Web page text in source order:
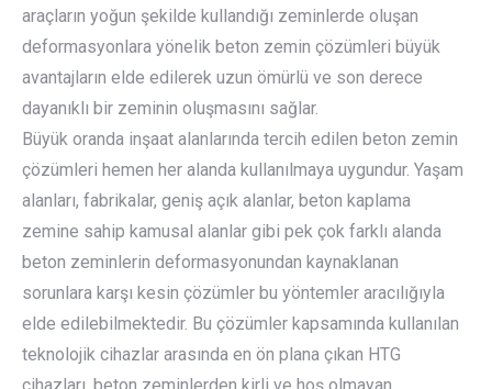
araçların yoğun şekilde kullandığı zeminlerde oluşan
deformasyonlara yönelik beton zemin çözümleri büyük
avantajların elde edilerek uzun ömürlü ve son derece
dayanıklı bir zeminin oluşmasını sağlar.
Büyük oranda inşaat alanlarında tercih edilen beton zemin
çözümleri hemen her alanda kullanılmaya uygundur. Yaşam
alanları, fabrikalar, geniş açık alanlar, beton kaplama
zemine sahip kamusal alanlar gibi pek çok farklı alanda
beton zeminlerin deformasyonundan kaynaklanan
sorunlara karşı kesin çözümler bu yöntemler aracılığıyla
elde edilebilmektedir. Bu çözümler kapsamında kullanılan
teknolojik cihazlar arasında en ön plana çıkan HTG